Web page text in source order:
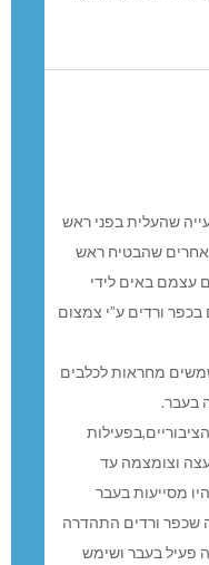
שהעלית בפני ראש
אחרים שהבטיח ראש
עצמם באים לידי
בכפר ורדים ע”י צמצום
מחראות לכלבים
בעבר.
וצומצמה עד
מסייעות בעבר
שכפר ורדים התהדרה
פעיל בעבר ושימש